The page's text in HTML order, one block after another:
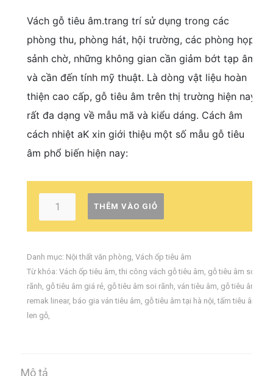
Vách gỗ tiêu âm.trang trí sử dụng trong các
phòng thu, phòng hát, hội trường, các phòng họp,
sảnh chờ, những không gian cần giảm bớt tạp âm
và cần đến tính mỹ thuật. Là dòng vật liệu hoàn
thiện cao cấp, gỗ tiêu âm trên thị trường hiện nay
rất đa dạng về mẫu mã và kiểu dáng. Cách âm
cách nhiệt aK xin giới thiệu một số mẫu gỗ tiêu
âm phổ biến hiện nay:
THÊM VÀO GIỎ
Danh mục: Nội thất văn phòng, Vách ốp tiêu âm
Từ khóa: Vách ốp tiêu âm,thi công vách gỗ tiêu âm, gỗ tiêu âm soi
rãnh, gỗ tiêu âm giá rẻ, gỗ tiêu âm soi rãnh, ván tiêu âm, gỗ tiêu âm
remak linear, báo gia ván tiêu âm, gỗ tiêu âm tại hà nội,tấm tiêu âm
len gỗ,
Mô tả